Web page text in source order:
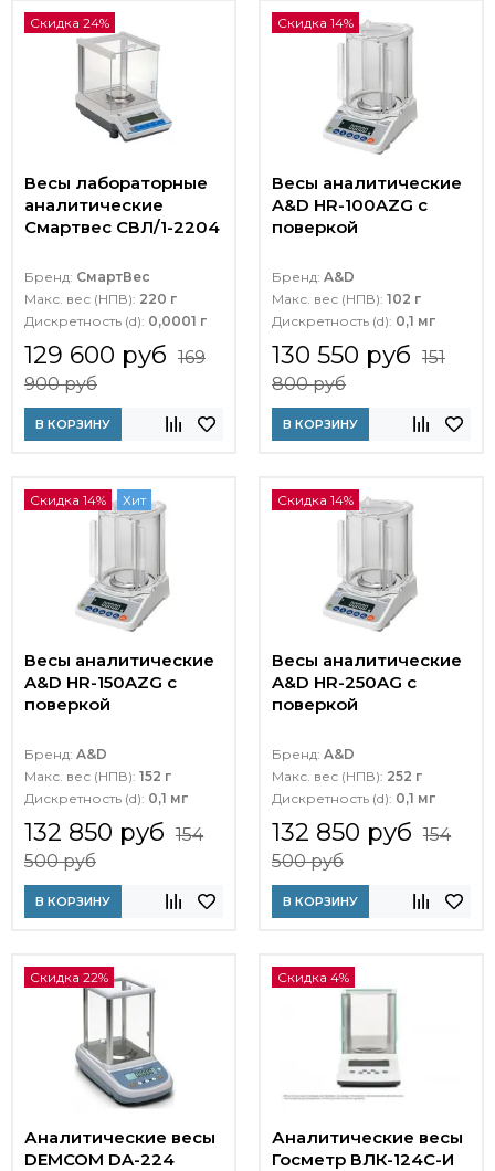
Скидка 24%
Весы лабораторные
аналитические
Смартвес СВЛ/1-2204
Бренд: СмартВес
Макс. вес (НПВ): 220 г
Дискретность (d): 0,0001 г
129 600 руб 169
900 руб
В КОРЗИНУ
Скидка 14%
Весы аналитические
A&D HR-100AZG с
поверкой
Бренд: A&D
Макс. вес (НПВ): 102 г
Дискретность (d): 0,1 мг
130 550 руб 151
800 руб
В КОРЗИНУ
Скидка 14% Хит
Весы аналитические
A&D HR-150AZG с
поверкой
Бренд: A&D
Макс. вес (НПВ): 152 г
Дискретность (d): 0,1 мг
132 850 руб 154
500 руб
В КОРЗИНУ
Скидка 14%
Весы аналитические
A&D HR-250AG с
поверкой
Бренд: A&D
Макс. вес (НПВ): 252 г
Дискретность (d): 0,1 мг
132 850 руб 154
500 руб
В КОРЗИНУ
Скидка 22%
Аналитические весы
DEMCOM DA-224
Скидка 4%
Аналитические весы
Госметр ВЛК-124С-И